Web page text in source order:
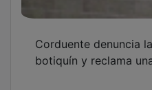
botiquín y reclama